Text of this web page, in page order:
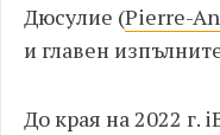
Дюсулие (Pierre-
и главен
До края на 2022 г.